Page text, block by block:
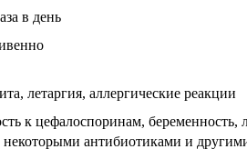
в день
летаргия, аллергические реакции
к цефалоспоринам, беременность,
некоторыми антибиотиками и